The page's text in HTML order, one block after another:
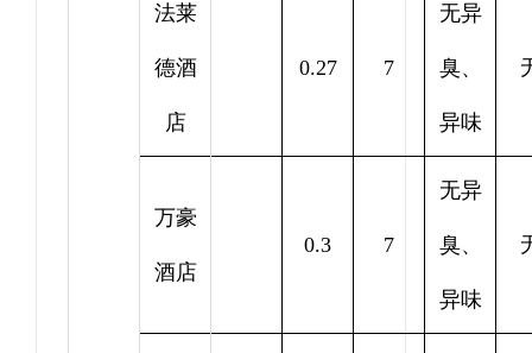
法莱
德酒
店
0.27 7
无异
臭、
异味
万豪
酒店
0.3 7
无异
臭、
异味